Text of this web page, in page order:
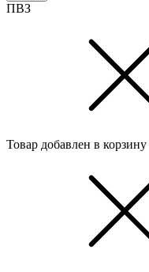
ПВЗ
Товар добавлен в корзину